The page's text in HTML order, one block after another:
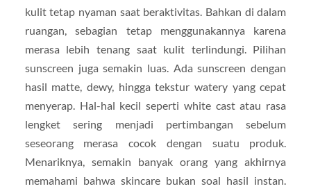
kulit tetap nyaman saat beraktivitas. Bahkan di dalam
ruangan, sebagian tetap menggunakannya karena
merasa lebih tenang saat kulit terlindungi. Pilihan
sunscreen juga semakin luas. Ada sunscreen dengan
hasil matte, dewy, hingga tekstur watery yang cepat
menyerap. Hal-hal kecil seperti white cast atau rasa
lengket sering menjadi pertimbangan sebelum
seseorang merasa cocok dengan suatu produk.
Menariknya, semakin banyak orang yang akhirnya
memahami bahwa skincare bukan soal hasil instan.